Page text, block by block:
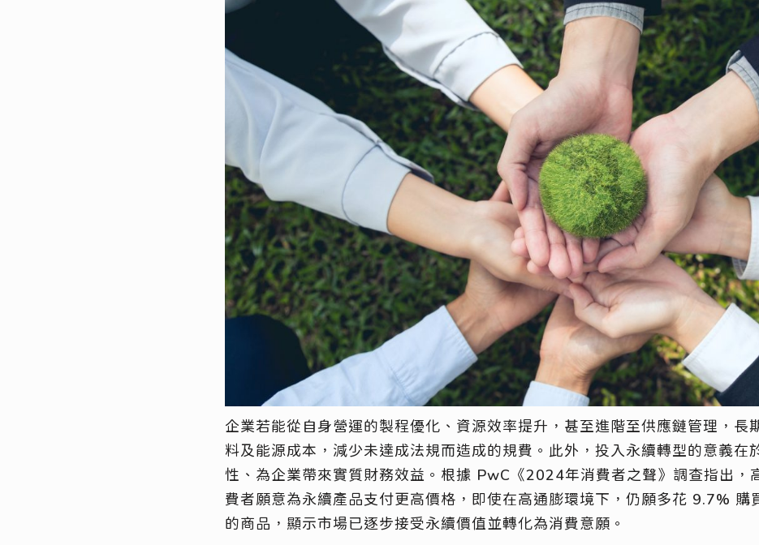
企業若能從自身營運的製程優化、資源效率提升，甚至進階至供應鏈管理，長
料及能源成本，減少未達成法規而造成的規費。此外，投入永續轉型的意義在
性、為企業帶來實質財務效益。根據 PwC《2024年消費者之聲》調查指出，
費者願意為永續產品支付更高價格，即使在高通膨環境下，仍願多花 9.7% 購
的商品，顯示市場已逐步接受永續價值並轉化為消費意願。